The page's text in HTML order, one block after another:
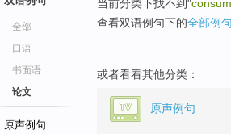
全部
口语
书面语
论文
原声例句
当前分类下找不到"
查看双语例句下的全部例句
或者看看其他分类：
原声例句